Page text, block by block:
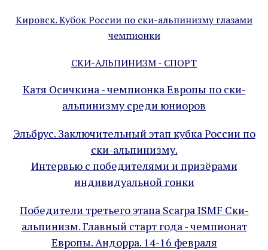
Кировск. Кубок России по ски-альпинизму глазами
чемпионки
СКИ-АЛЬПИНИЗМ - СПОРТ
Катя Осичкина - чемпионка Европы по ски-
альпинизму среди юниоров
Эльбрус. Заключительный этап кубка России по
ски-альпинизму.
Интервью с победителями и призёрами
индивидуальной гонки
Победители третьего этапа Scarpa ISMF Ски-
альпинизм. Главный старт года - чемпионат
Европы. Андорра. 14-16 февраля